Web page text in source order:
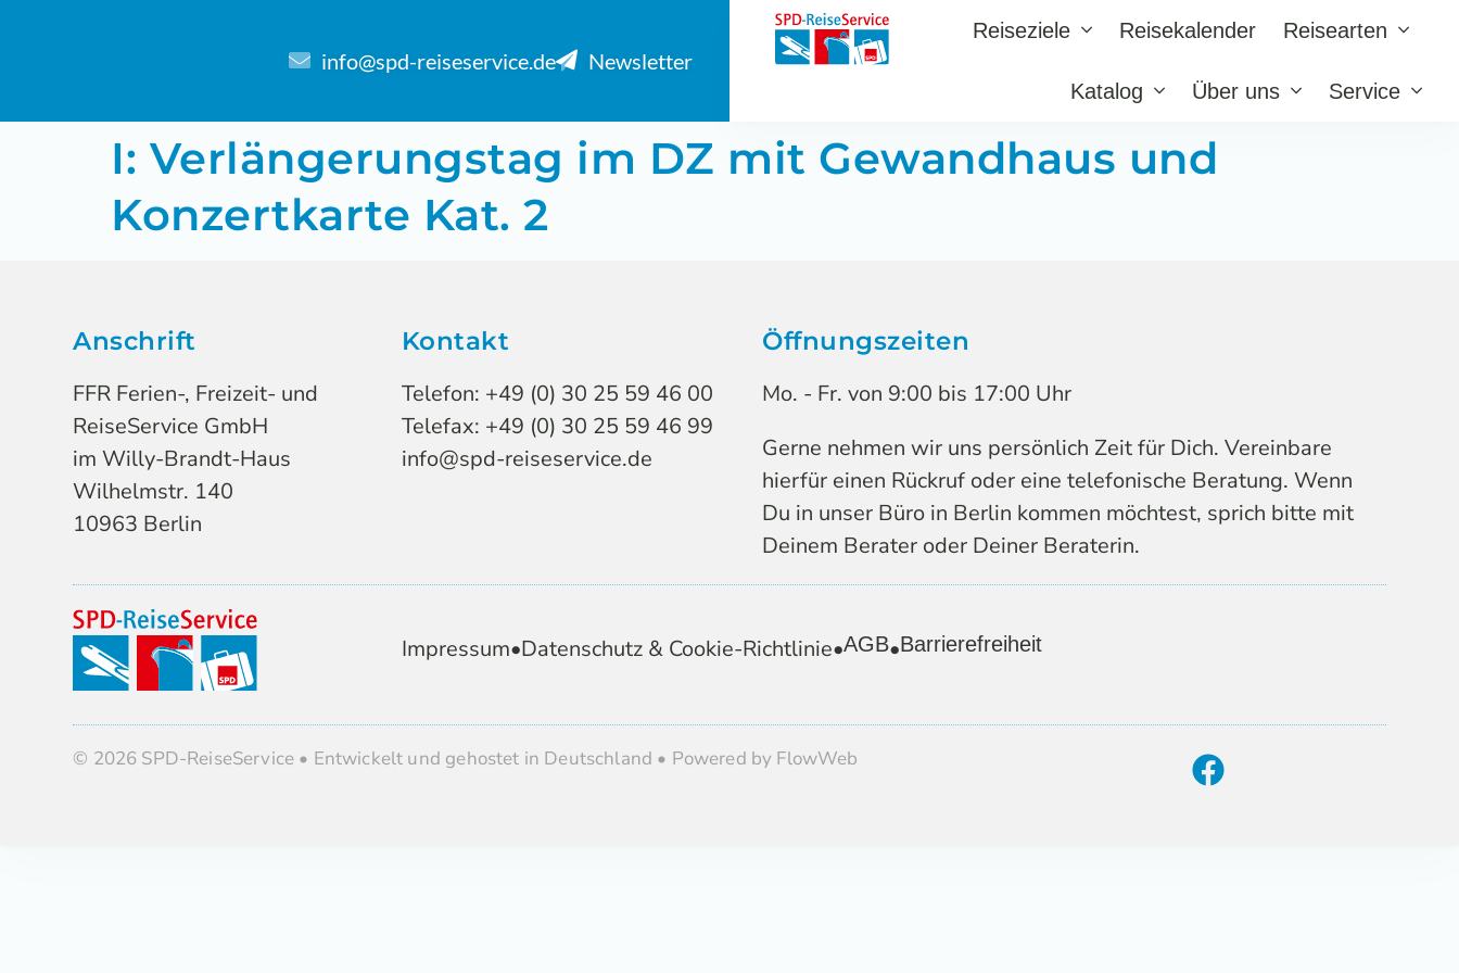
info@spd-reiseservice.de Newsletter
Reiseziele Reisekalender Reisearten
Katalog Über uns Service
I: Verlängerungstag im DZ mit Gewandhaus und
Konzertkarte Kat. 2
Anschrift
FFR Ferien-, Freizeit- und
ReiseService GmbH
im Willy-Brandt-Haus
Wilhelmstr. 140
10963 Berlin
Kontakt
Telefon: +49 (0) 30 25 59 46 00
Telefax: +49 (0) 30 25 59 46 99
info@spd-reiseservice.de
Öffnungszeiten
Mo. - Fr. von 9:00 bis 17:00 Uhr
Gerne nehmen wir uns persönlich Zeit für Dich. Vereinbare
hierfür einen Rückruf oder eine telefonische Beratung. Wenn
Du in unser Büro in Berlin kommen möchtest, sprich bitte mit
Deinem Berater oder Deiner Beraterin.
Impressum•Datenschutz & Cookie-Richtlinie•AGB•Barrierefreiheit
© 2026 SPD-ReiseService • Entwickelt und gehostet in Deutschland • Powered by FlowWeb